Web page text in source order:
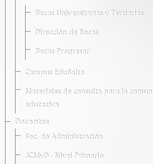
Becas Universitarias y Terciarias
Dirección de Becas
Becas Progresar
Campus EduSalta
Materiales de consulta para la
educativa
Docentes
Sec. de Administración
JCMyD · Nivel Primario